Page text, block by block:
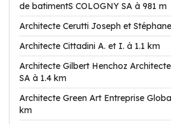
de batimentS COLOGNY SA à 981 m
Architecte Cerutti Joseph et
Architecte Cittadini A. et I. à 1.1 km
Architecte Gilbert Henchoz
SA à 1.4 km
Architecte Green Art Entreprise
km